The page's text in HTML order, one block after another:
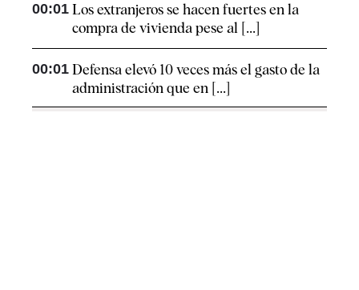
00:01 Los extranjeros se hacen fuertes en la
compra de vivienda pese al [...]
00:01 Defensa elevó 10 veces más el gasto de la
administración que en [...]